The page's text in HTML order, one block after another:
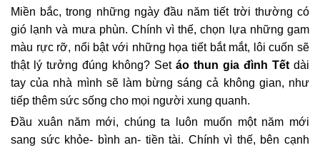
Miền bắc, trong những ngày đầu năm tiết trời thường có
gió lạnh và mưa phùn. Chính vì thế, chọn lựa những gam
màu rực rỡ, nổi bật với những họa tiết bắt mắt, lôi cuốn sẽ
thật lý tưởng đúng không? Set áo thun gia đình Tết dài
tay của nhà mình sẽ làm bừng sáng cả không gian, như
tiếp thêm sức sống cho mọi người xung quanh.
Đầu xuân năm mới, chúng ta luôn muốn một năm mới
sang sức khỏe- bình an- tiền tài. Chính vì thế, bên cạnh